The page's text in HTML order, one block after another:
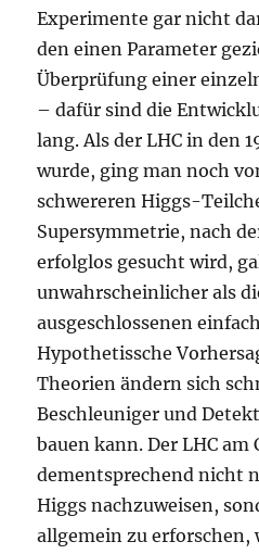
Experimente gar nicht
den einen Parameter
Überprüfung einer
– dafür sind die
lang. Als der LHC in den
wurde, ging man noch
schwereren Higgs-
Supersymmetrie, nach
erfolglos gesucht wird,
unwahrscheinlicher als
ausgeschlossenen
Hypothetissche
Theorien ändern sich
Beschleuniger und
bauen kann. Der LHC am
dementsprechend nicht
Higgs nachzuweisen,
allgemein zu erforschen,